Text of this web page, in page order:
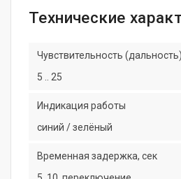
Технические
Чувствительность
5 .. 25
Индикация работы
синий / зелёный
Временная задержка, сек